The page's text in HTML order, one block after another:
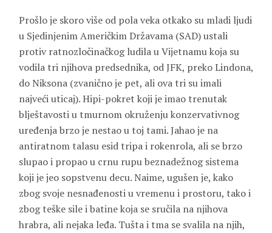
Prošlo je skoro više od pola veka otkako su mladi ljudi
u Sjedinjenim Američkim Državama (SAD) ustali
protiv ratnozločinačkog ludila u Vijetnamu koja su
vodila tri njihova predsednika, od JFK, preko Lindona,
do Niksona (zvanično je pet, ali ova tri su imali
najveći uticaj). Hipi-pokret koji je imao trenutak
blještavosti u tmurnom okruženju konzervativnog
uređenja brzo je nestao u toj tami. Jahao je na
antiratnom talasu esid tripa i rokenrola, ali se brzo
slupao i propao u crnu rupu beznadežnog sistema
koji je jeo sopstvenu decu. Naime, ugušen je, kako
zbog svoje nesnađenosti u vremenu i prostoru, tako i
zbog teške sile i batine koja se sručila na njihova
hrabra, ali nejaka leđa. Tušta i tma se svalila na njih,